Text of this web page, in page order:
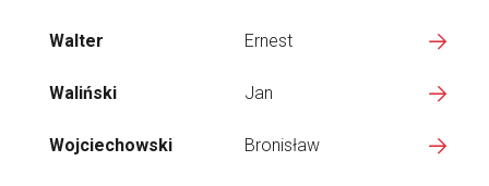
Walter Ernest
Waliński Jan
Wojciechowski Bronisław